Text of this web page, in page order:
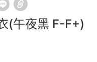
(午夜黑 F-F+)